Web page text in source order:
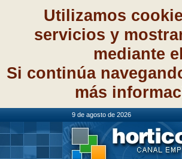
Utilizamos
servicios y
mediante
Si continúa
más
9 de agosto de